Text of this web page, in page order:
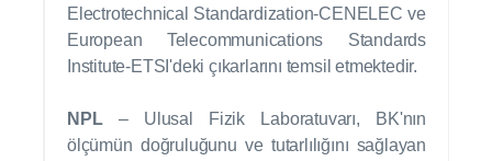
Electrotechnical Standardization-CENELEC ve
European Telecommunications Standards
Institute-ETSI'deki çıkarlarını temsil etmektedir.
NPL– Ulusal Fizik Laboratuvarı, BK'nın
ölçümün doğruluğunu ve tutarlılığını sağlayan